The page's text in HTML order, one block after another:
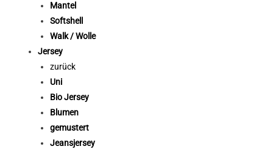
Mantel
Softshell
Walk / Wolle
Jersey
zurück
Uni
Bio Jersey
Blumen
gemustert
Jeansjersey